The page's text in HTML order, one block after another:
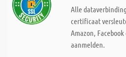
Alle
certificaat
Amazon,
aanmelden.